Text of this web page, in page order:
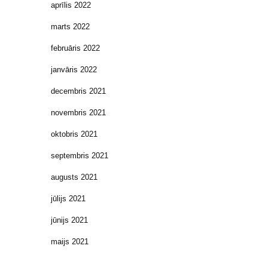
aprīlis 2022
marts 2022
februāris 2022
janvāris 2022
decembris 2021
novembris 2021
oktobris 2021
septembris 2021
augusts 2021
jūlijs 2021
jūnijs 2021
maijs 2021